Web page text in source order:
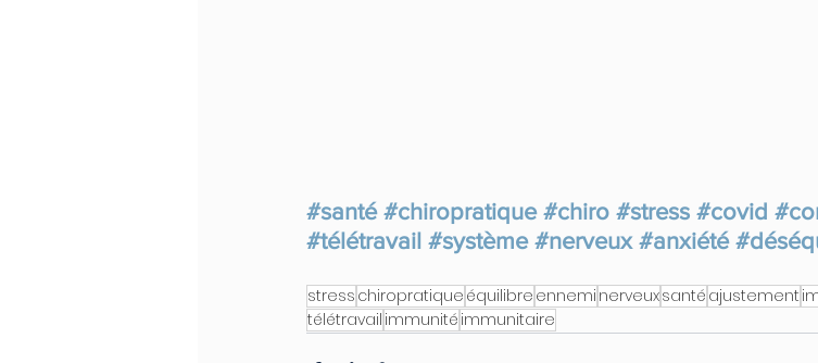
#santé #chiropratique #chiro #stress #covid
#télétravail #système #nerveux #anxiété
stress chiropratique équilibre ennemi nerveuxsanté ajustement
télétravail immunité immunitaire